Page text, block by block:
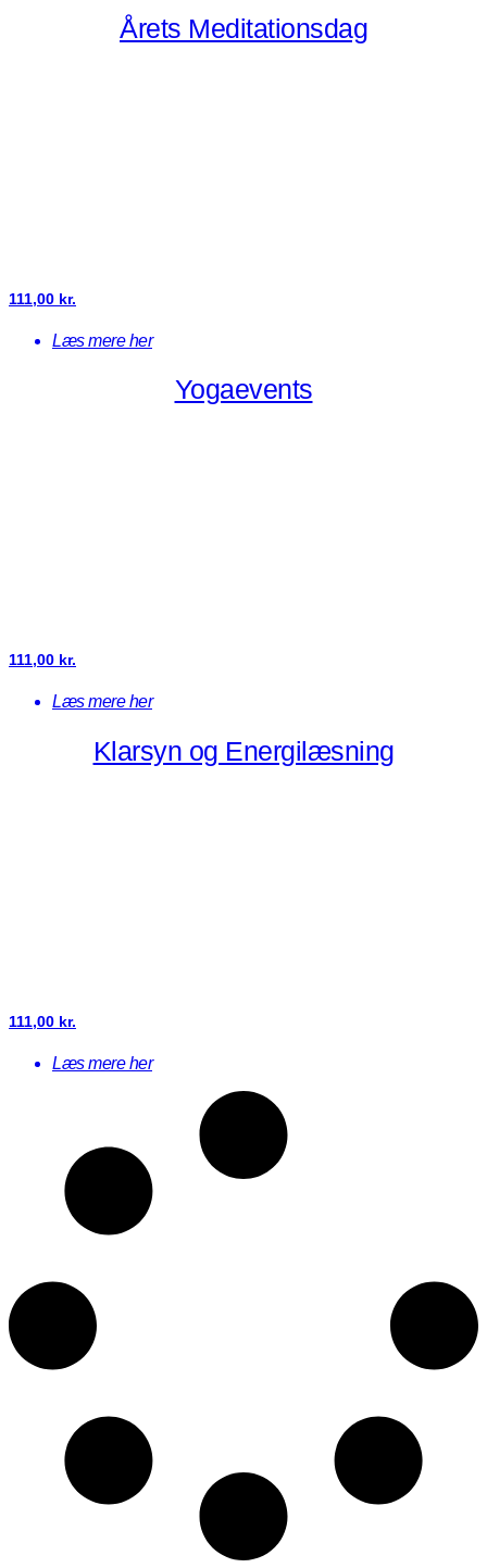
Årets Meditationsdag
111,00 kr.
Læs mere her
Yogaevents
111,00 kr.
Læs mere her
Klarsyn og Energilæsning
111,00 kr.
Læs mere her